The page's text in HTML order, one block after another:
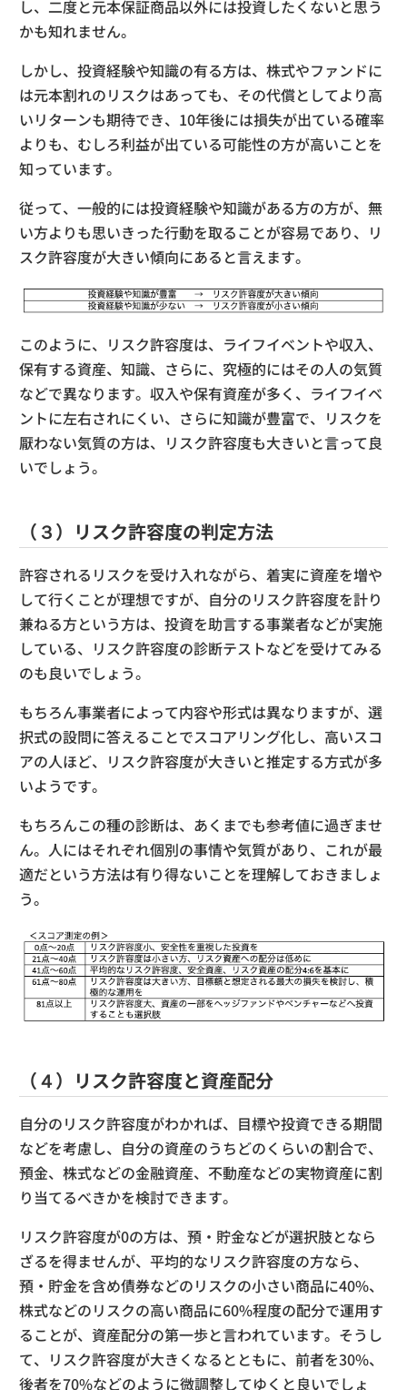
し、二度と元本保証商品以外には投資したくないと思う
かも知れません。
しかし、投資経験や知識の有る方は、株式やファンドに
は元本割れのリスクはあっても、その代償としてより高
いリターンも期待でき、10年後には損失が出ている確率
よりも、むしろ利益が出ている可能性の方が高いことを
知っています。
従って、一般的には投資経験や知識がある方の方が、無
い方よりも思いきった行動を取ることが容易であり、リ
スク許容度が大きい傾向にあると言えます。
このように、リスク許容度は、ライフイベントや収入、
保有する資産、知識、さらに、究極的にはその人の気質
などで異なります。収入や保有資産が多く、ライフイベ
ントに左右されにくい、さらに知識が豊富で、リスクを
厭わない気質の方は、リスク許容度も大きいと言って良
いでしょう。
（３）リスク許容度の判定方法
許容されるリスクを受け入れながら、着実に資産を増や
して行くことが理想ですが、自分のリスク許容度を計り
兼ねる方という方は、投資を助言する事業者などが実施
している、リスク許容度の診断テストなどを受けてみる
のも良いでしょう。
もちろん事業者によって内容や形式は異なりますが、選
択式の設問に答えることでスコアリング化し、高いスコ
アの人ほど、リスク許容度が大きいと推定する方式が多
いようです。
もちろんこの種の診断は、あくまでも参考値に過ぎませ
ん。人にはそれぞれ個別の事情や気質があり、これが最
適だという方法は有り得ないことを理解しておきましょ
う。
（４）リスク許容度と資産配分
自分のリスク許容度がわかれば、目標や投資できる期間
などを考慮し、自分の資産のうちどのくらいの割合で、
預金、株式などの金融資産、不動産などの実物資産に割
り当てるべきかを検討できます。
リスク許容度が0の方は、預・貯金などが選択肢となら
ざるを得ませんが、平均的なリスク許容度の方なら、
預・貯金を含め債券などのリスクの小さい商品に40%、
株式などのリスクの高い商品に60%程度の配分で運用す
ることが、資産配分の第一歩と言われています。そうし
て、リスク許容度が大きくなるとともに、前者を30%、
後者を70%などのように微調整してゆくと良いでしょ